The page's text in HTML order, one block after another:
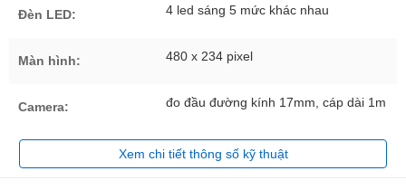
Đèn LED: 4 led sáng 5 mức khác nhau
Màn hình: 480 x 234 pixel
Camera: đo đầu đường kính 17mm, cáp dài 1m
Xem chi tiết thông số kỹ thuật